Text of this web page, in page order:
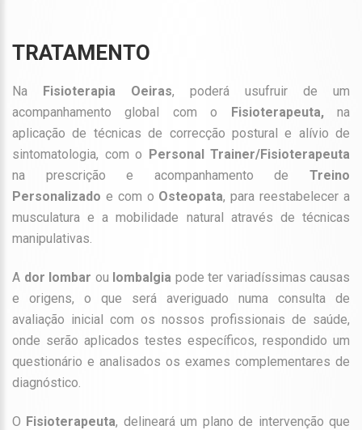
TRATAMENTO
Na Fisioterapia Oeiras, poderá usufruir de um
acompanhamento global com o
Fisioterapeuta,na
aplicação de técnicas de correcção postural e alívio de
sintomatologia, com o Personal Trainer/Fisioterapeuta
na prescrição e acompanhamento de Treino
Personalizado e com o Osteopata, para reestabelecer a
musculatura e a mobilidade natural através de técnicas
manipulativas.
A dor lombar ou lombalgia pode ter variadíssimas causas
e origens, o que será averiguado numa consulta de
avaliação inicial com os nossos profissionais de saúde,
onde serão aplicados testes específicos, respondido um
questionário e analisados os exames complementares de
diagnóstico.
O Fisioterapeuta, delineará um plano de intervenção que